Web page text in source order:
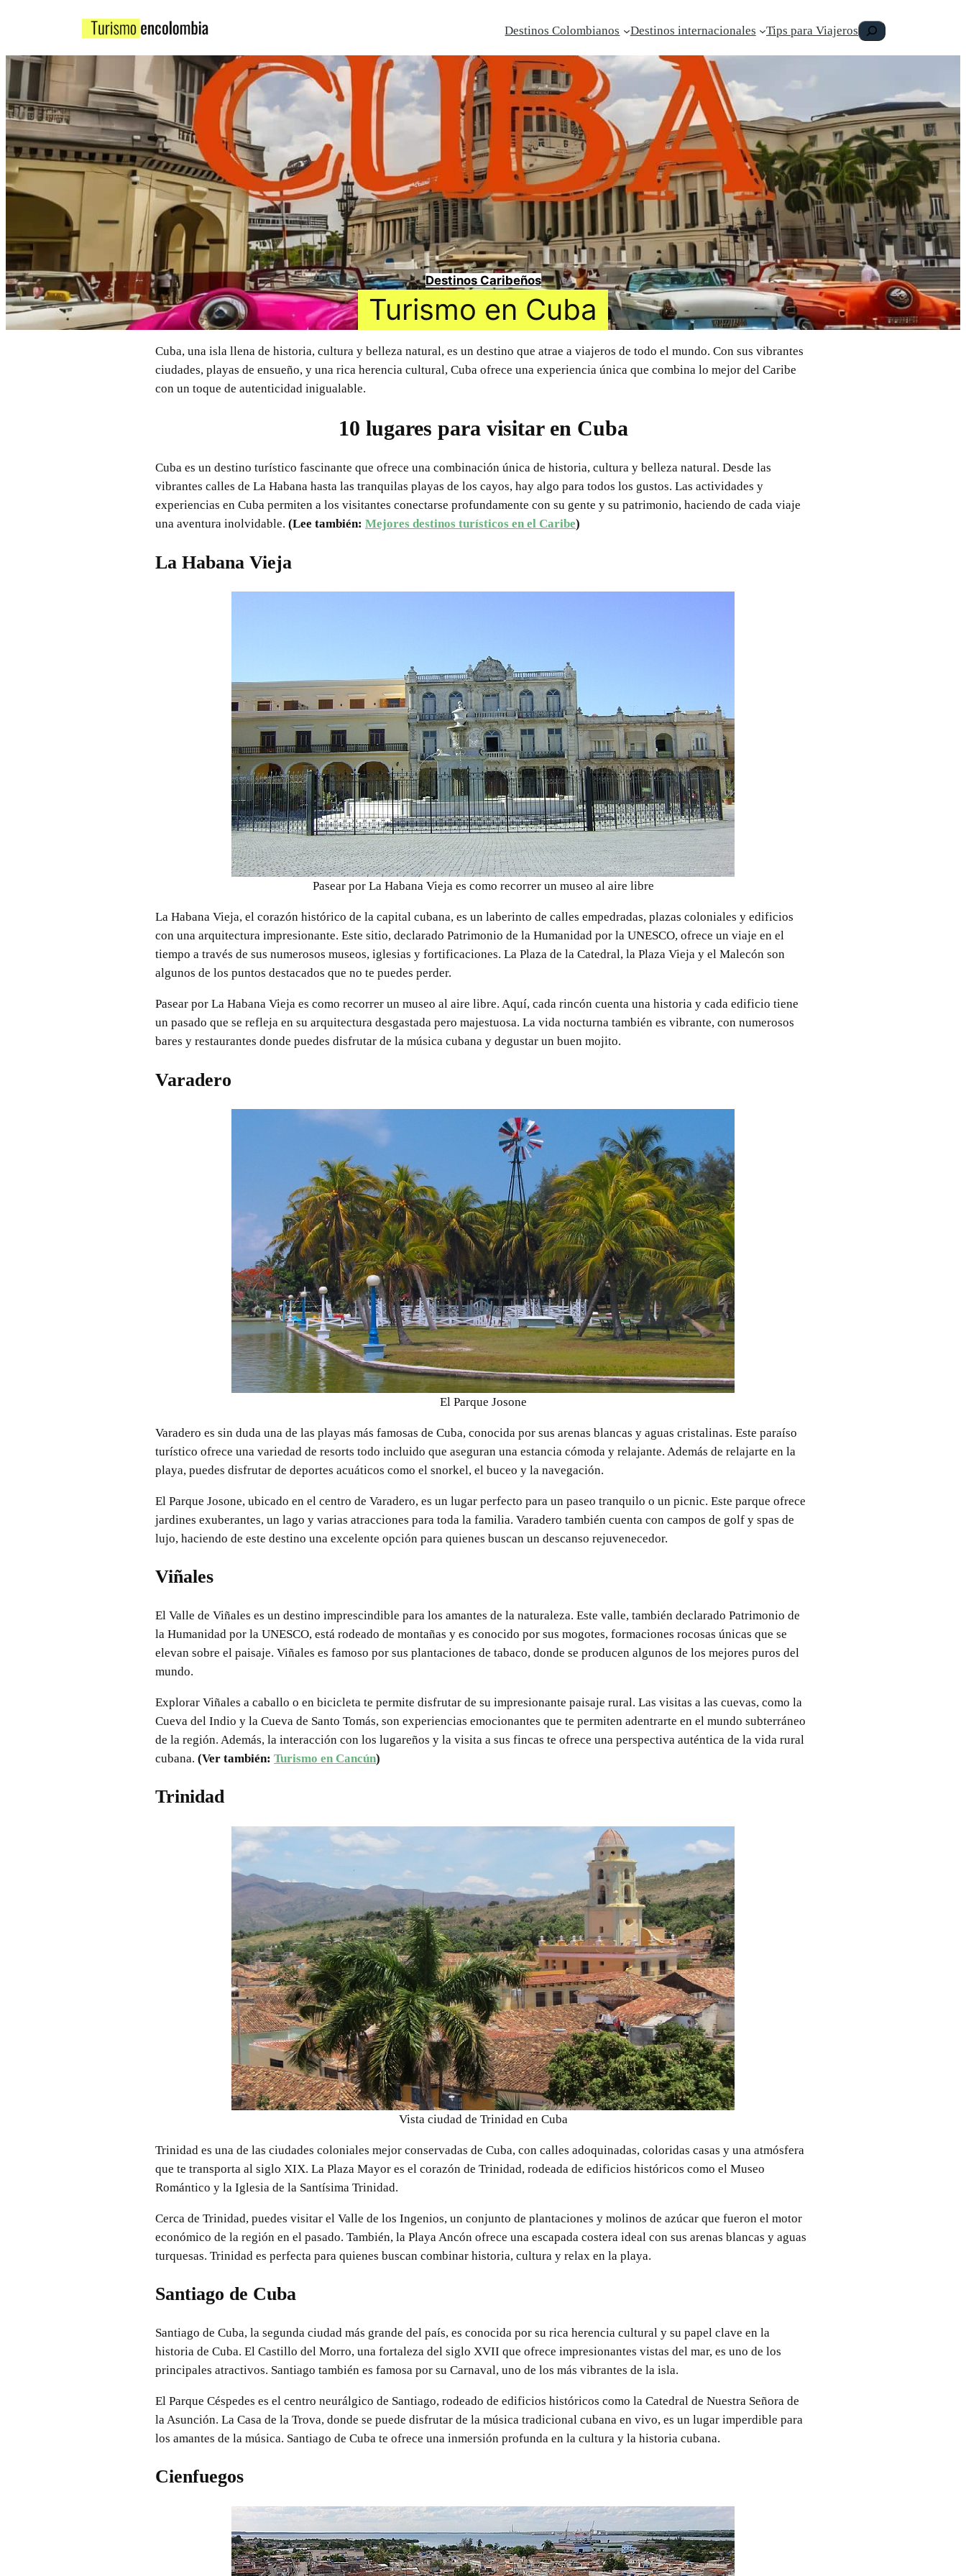
Destinos Colombianos Destinos internacionales Tips para ViajerosBuscar
Destinos Caribeños
Turismo en Cuba
Cuba, una isla llena de historia, cultura y belleza natural, es un destino que atrae a viajeros de todo el mundo. Con sus vibrantes
ciudades, playas de ensueño, y una rica herencia cultural, Cuba ofrece una experiencia única que combina lo mejor del Caribe
con un toque de autenticidad inigualable.
10 lugares para visitar en Cuba
Cuba es un destino turístico fascinante que ofrece una combinación única de historia, cultura y belleza natural. Desde las
vibrantes calles de La Habana hasta las tranquilas playas de los cayos, hay algo para todos los gustos. Las actividades y
experiencias en Cuba permiten a los visitantes conectarse profundamente con su gente y su patrimonio, haciendo de cada viaje
una aventura inolvidable. (Lee también: Mejores destinos turísticos en el Caribe)
La Habana Vieja
Pasear por La Habana Vieja es como recorrer un museo al aire libre
La Habana Vieja, el corazón histórico de la capital cubana, es un laberinto de calles empedradas, plazas coloniales y edificios
con una arquitectura impresionante. Este sitio, declarado Patrimonio de la Humanidad por la UNESCO, ofrece un viaje en el
tiempo a través de sus numerosos museos, iglesias y fortificaciones. La Plaza de la Catedral, la Plaza Vieja y el Malecón son
algunos de los puntos destacados que no te puedes perder.
Pasear por La Habana Vieja es como recorrer un museo al aire libre. Aquí, cada rincón cuenta una historia y cada edificio tiene
un pasado que se refleja en su arquitectura desgastada pero majestuosa. La vida nocturna también es vibrante, con numerosos
bares y restaurantes donde puedes disfrutar de la música cubana y degustar un buen mojito.
Varadero
El Parque Josone
Varadero es sin duda una de las playas más famosas de Cuba, conocida por sus arenas blancas y aguas cristalinas. Este paraíso
turístico ofrece una variedad de resorts todo incluido que aseguran una estancia cómoda y relajante. Además de relajarte en la
playa, puedes disfrutar de deportes acuáticos como el snorkel, el buceo y la navegación.
El Parque Josone, ubicado en el centro de Varadero, es un lugar perfecto para un paseo tranquilo o un picnic. Este parque ofrece
jardines exuberantes, un lago y varias atracciones para toda la familia. Varadero también cuenta con campos de golf y spas de
lujo, haciendo de este destino una excelente opción para quienes buscan un descanso rejuvenecedor.
Viñales
El Valle de Viñales es un destino imprescindible para los amantes de la naturaleza. Este valle, también declarado Patrimonio de
la Humanidad por la UNESCO, está rodeado de montañas y es conocido por sus mogotes, formaciones rocosas únicas que se
elevan sobre el paisaje. Viñales es famoso por sus plantaciones de tabaco, donde se producen algunos de los mejores puros del
mundo.
Explorar Viñales a caballo o en bicicleta te permite disfrutar de su impresionante paisaje rural. Las visitas a las cuevas, como la
Cueva del Indio y la Cueva de Santo Tomás, son experiencias emocionantes que te permiten adentrarte en el mundo subterráneo
de la región. Además, la interacción con los lugareños y la visita a sus fincas te ofrece una perspectiva auténtica de la vida rural
cubana. (Ver también: Turismo en Cancún)
Trinidad
Vista ciudad de Trinidad en Cuba
Trinidad es una de las ciudades coloniales mejor conservadas de Cuba, con calles adoquinadas, coloridas casas y una atmósfera
que te transporta al siglo XIX. La Plaza Mayor es el corazón de Trinidad, rodeada de edificios históricos como el Museo
Romántico y la Iglesia de la Santísima Trinidad.
Cerca de Trinidad, puedes visitar el Valle de los Ingenios, un conjunto de plantaciones y molinos de azúcar que fueron el motor
económico de la región en el pasado. También, la Playa Ancón ofrece una escapada costera ideal con sus arenas blancas y aguas
turquesas. Trinidad es perfecta para quienes buscan combinar historia, cultura y relax en la playa.
Santiago de Cuba
Santiago de Cuba, la segunda ciudad más grande del país, es conocida por su rica herencia cultural y su papel clave en la
historia de Cuba. El Castillo del Morro, una fortaleza del siglo XVII que ofrece impresionantes vistas del mar, es uno de los
principales atractivos. Santiago también es famosa por su Carnaval, uno de los más vibrantes de la isla.
El Parque Céspedes es el centro neurálgico de Santiago, rodeado de edificios históricos como la Catedral de Nuestra Señora de
la Asunción. La Casa de la Trova, donde se puede disfrutar de la música tradicional cubana en vivo, es un lugar imperdible para
los amantes de la música. Santiago de Cuba te ofrece una inmersión profunda en la cultura y la historia cubana.
Cienfuegos